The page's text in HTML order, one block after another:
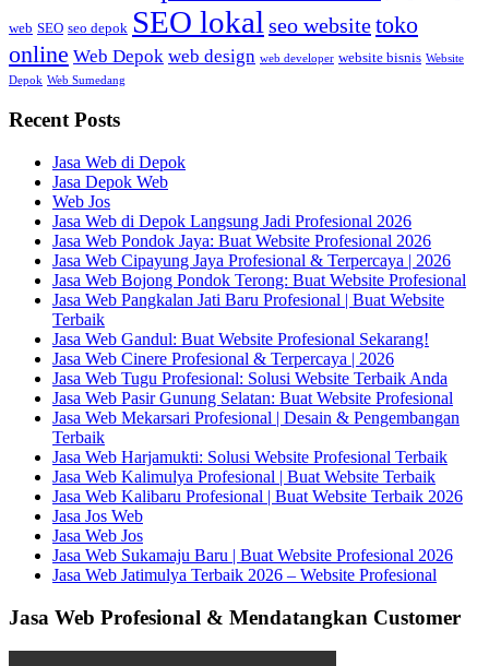
web SEO seo depok SEO lokal seo websitetoko
online Web Depok web design web developer website bisnis Website
Depok Web Sumedang
Recent Posts
Jasa Web di Depok
Jasa Depok Web
Web Jos
Jasa Web di Depok Langsung Jadi Profesional 2026
Jasa Web Pondok Jaya: Buat Website Profesional 2026
Jasa Web Cipayung Jaya Profesional & Terpercaya | 2026
Jasa Web Bojong Pondok Terong: Buat Website Profesional
Jasa Web Pangkalan Jati Baru Profesional | Buat Website
Terbaik
Jasa Web Gandul: Buat Website Profesional Sekarang!
Jasa Web Cinere Profesional & Terpercaya | 2026
Jasa Web Tugu Profesional: Solusi Website Terbaik Anda
Jasa Web Pasir Gunung Selatan: Buat Website Profesional
Jasa Web Mekarsari Profesional | Desain & Pengembangan
Terbaik
Jasa Web Harjamukti: Solusi Website Profesional Terbaik
Jasa Web Kalimulya Profesional | Buat Website Terbaik
Jasa Web Kalibaru Profesional | Buat Website Terbaik 2026
Jasa Jos Web
Jasa Web Jos
Jasa Web Sukamaju Baru | Buat Website Profesional 2026
Jasa Web Jatimulya Terbaik 2026 – Website Profesional
Jasa Web Profesional & Mendatangkan Customer